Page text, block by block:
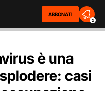
ABBONATI
2
è una
casi